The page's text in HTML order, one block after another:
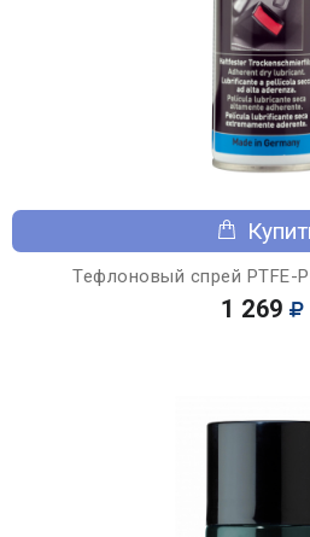
Тефлоновый спрей PTFE-
1 269